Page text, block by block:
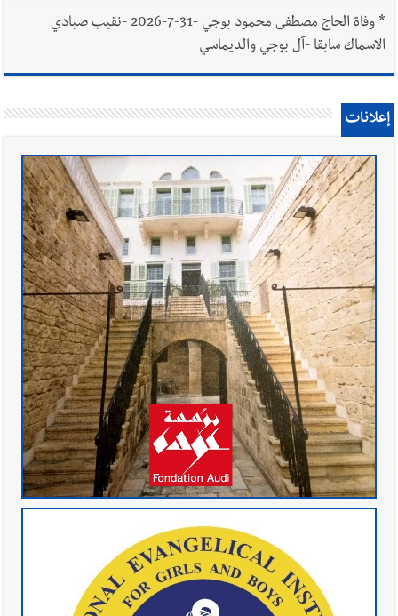
*
وفاة الحاج مصطفى محمود بوجي -31-7-2026 -نقيب صيادي
الاسماك سابقا -آل بوجي والديماسي
إعلانات